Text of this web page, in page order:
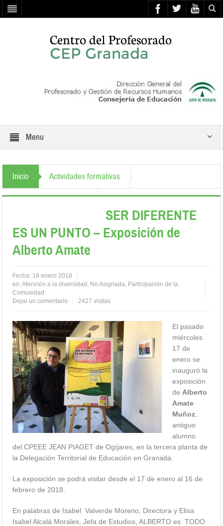
Menu
Inicio Actividades formativas
Atención a la diversidad
SER DIFERENTE
ES UN PUNTO – Exposición de
Alberto Amate
Fecha: 18 enero 2018
en:Atención a la diversidad , No Asignada, Participación de la
Comunidad
Dejar un comentario
2427 visitas
El pasado
miércoles
17 de
enero se
inauguró la
exposición
de Alberto
Amate
Muñoz
antiguo
alumno
del CPEEE JEAN PIAGET de Ogíjares, en la tercera planta de
la Delegación Territorial de Educación en Granada.
La exposición se podrá visitar desde el 17 de enero al 16 de
febrero de 2018.
En palabras de Isabel Valverde Moreno, Directora y Elisa
Isabel Alcalá Morales, Jefa de Estudios, ALBERTO es TODO